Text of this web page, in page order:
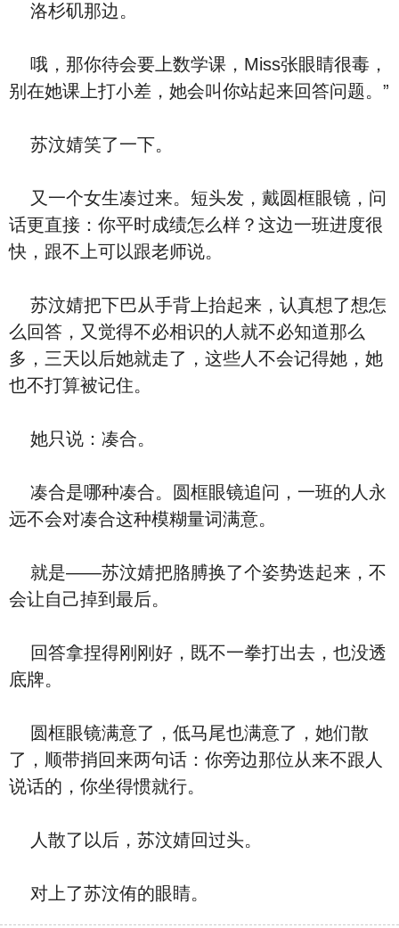
洛杉矶那边。
哦，那你待会要上数学课，Miss张眼睛很毒，
别在她课上打小差，她会叫你站起来回答问题。”
苏汶婧笑了一下。
又一个女生凑过来。短头发，戴圆框眼镜，问
话更直接：你平时成绩怎么样？这边一班进度很
快，跟不上可以跟老师说。
苏汶婧把下巴从手背上抬起来，认真想了想怎
么回答，又觉得不必相识的人就不必知道那么
多，三天以后她就走了，这些人不会记得她，她
也不打算被记住。
她只说：凑合。
凑合是哪种凑合。圆框眼镜追问，一班的人永
远不会对凑合这种模糊量词满意。
就是——苏汶婧把胳膊换了个姿势迭起来，不
会让自己掉到最后。
回答拿捏得刚刚好，既不一拳打出去，也没透
底牌。
圆框眼镜满意了，低马尾也满意了，她们散
了，顺带捎回来两句话：你旁边那位从来不跟人
说话的，你坐得惯就行。
人散了以后，苏汶婧回过头。
对上了苏汶侑的眼睛。